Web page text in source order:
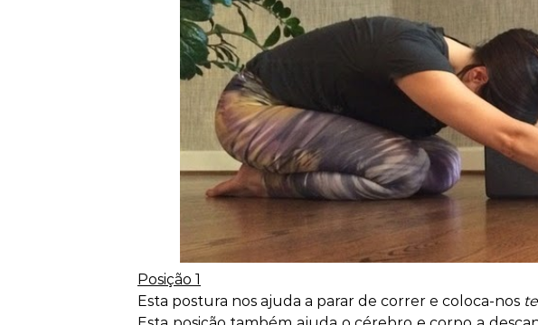
Posição 1
Esta postura nos ajuda a parar de correr e coloca-nos